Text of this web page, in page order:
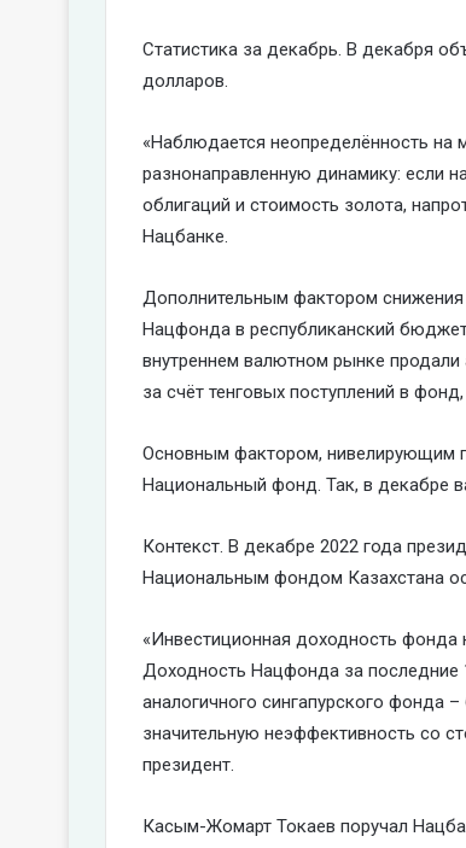
Статистика за декабрь. В декабря
долларов.
«Наблюдается неопределённость
разнонаправленную динамику: если
облигаций и стоимость золота,
Нацбанке.
Дополнительным фактором
Нацфонда в республиканский
внутреннем валютном рынке
за счёт тенговых поступлений в
Основным фактором, нивелирующим
Национальный фонд. Так, в декабре
Контекст. В декабре 2022 года
Национальным фондом Казахстана
«Инвестиционная доходность фонда
Доходность Нацфонда за последние
аналогичного сингапурского фонда
значительную неэффективность со
президент.
Касым-Жомарт Токаев поручал